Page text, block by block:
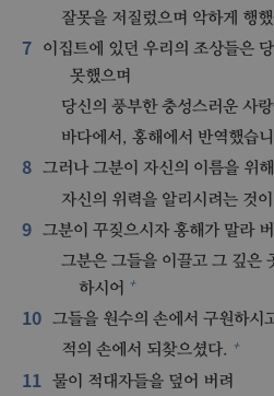
잘못을 저질렀으며 악하게 행
7 이집트에 있던 우리의 조상들은
못했으며
당신의 풍부한 충성스러운 사
바다에서, 홍해에서 반역했습
8 그러나 그분이 자신의 이름을 위
자신의 위력을 알리시려는 것
9 그분이 꾸짖으시자 홍해가 말라
그분은 그들을 이끌고 그 깊은
하시어 +
10 그들을 원수의 손에서 구원하시
적의 손에서 되찾으셨다. +
11 물이 적대자들을 덮어 버려